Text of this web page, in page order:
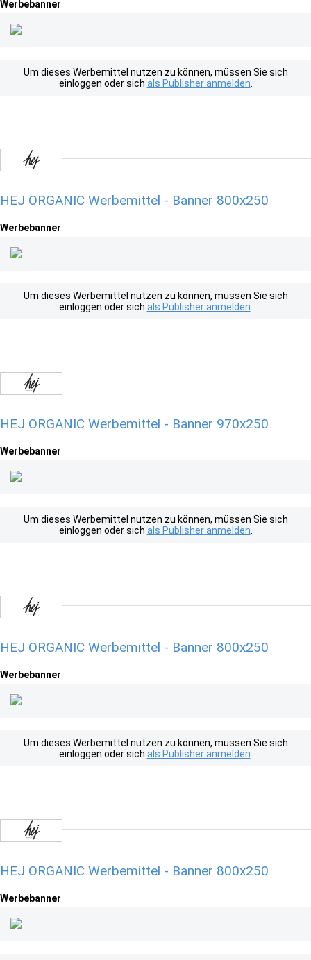
Werbebanner
Um dieses Werbemittel nutzen zu können, müssen Sie sich
einloggen oder sich als Publisher anmelden
HEJ ORGANIC Werbemittel - Banner 800x250
Werbebanner
Um dieses Werbemittel nutzen zu können, müssen Sie sich
einloggen oder sich als Publisher anmelden
HEJ ORGANIC Werbemittel - Banner 970x250
Werbebanner
Um dieses Werbemittel nutzen zu können, müssen Sie sich
einloggen oder sich als Publisher anmelden
HEJ ORGANIC Werbemittel - Banner 800x250
Werbebanner
Um dieses Werbemittel nutzen zu können, müssen Sie sich
einloggen oder sich als Publisher anmelden
HEJ ORGANIC Werbemittel - Banner 800x250
Werbebanner